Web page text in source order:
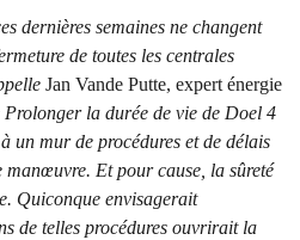
dernières semaines ne changent
de toutes les centrales
Jan Vande Putte, expert énergie
Prolonger la durée de vie de Doel 4
un mur de procédures et de délais
manœuvre. Et pour cause, la sûreté
Quiconque envisagerait
de telles procédures ouvrirait la